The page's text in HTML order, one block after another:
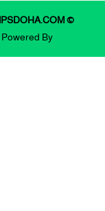
© All Rights Reserved 2020-2025 PRINTEMPSDOHA.COM
Powered By